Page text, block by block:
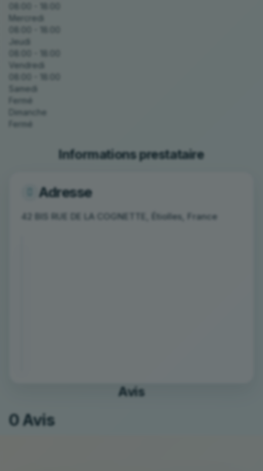
Mercredi
Jeudi
Vendredi
Samedi
Fermé
Dimanche
Fermé
Informations prestataire
Adresse
42 BIS RUE DE LA COGNETTE, Étiolles, France
Avis
0 Avis